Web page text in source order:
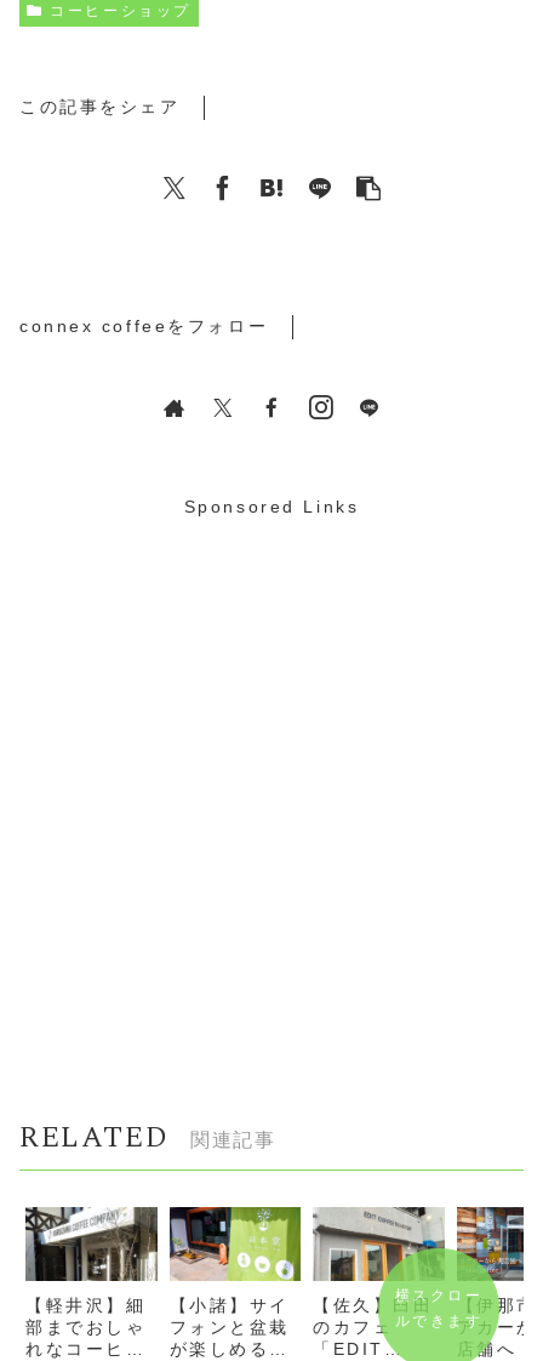
コーヒーショップ
この記事をシェア
connex coffeeをフォロー
Sponsored Links
RELATED 関連記事
【軽井沢】細
部までおしゃ
れなコーヒー
【小諸】サイ
フォンと盆栽
が楽しめるコ
【佐久】臼田
のカフェ
「EDIT
【伊那市
アカーか
店舗へ
横スクロー
ルできます